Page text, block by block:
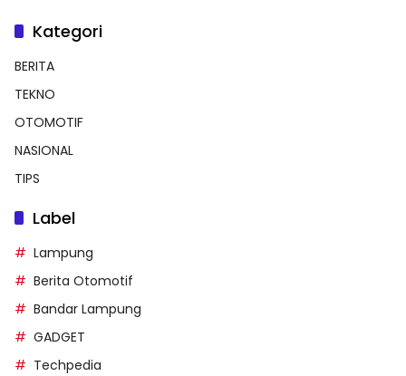
Kategori
BERITA
TEKNO
OTOMOTIF
NASIONAL
TIPS
Label
Lampung
Berita Otomotif
Bandar Lampung
GADGET
Techpedia